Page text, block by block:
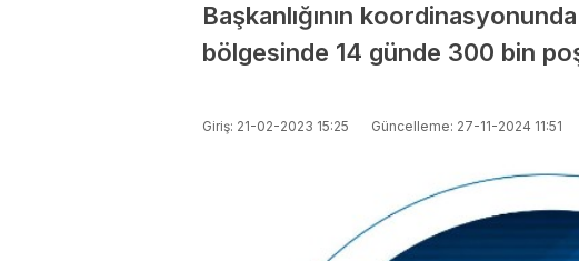
Başkanlığının
bölgesinde 14 günde 300 bin
Giriş: 21-02-2023 15:25 Güncelleme: 27-11-2024 11:51